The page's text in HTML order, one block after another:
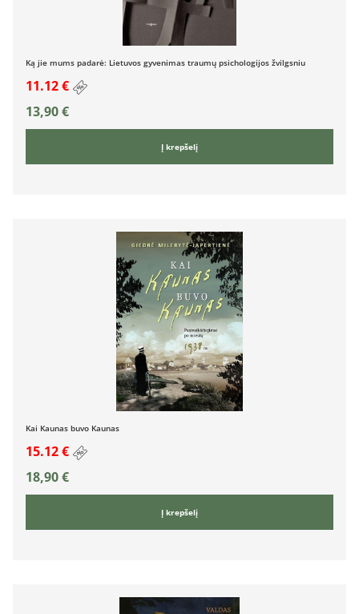
Ką jie mums padarė: Lietuvos gyvenimas traumų psichologijos žvilgsniu
11.12 €
13,90€
Į krepšelį
Kai Kaunas buvo Kaunas
15.12 €
18,90€
Į krepšelį